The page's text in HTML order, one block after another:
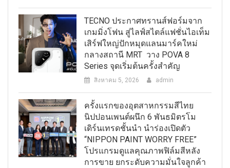
TECNO ประกาศทรานส์ฟอร์มจาก
เกมมิ่งโฟน สู่ไลฟ์สไตล์แฟชั่นไอเท็ม
เสิร์ฟใหญ่ปักหมุดแลนมาร์คใหม่
กลางสถานี MRT วาง POVA 8
Series จุดเริ่มต้นครั้งสำคัญ
สิงหาคม 5, 2026 admin
ครั้งแรกของอุตสาหกรรมสีไทย
นิปปอนเพนต์ผนึก 6 พันธมิตรโม
เดิร์นเทรดชั้นนำ นำร่องเปิดตัว
“NIPPON PAINT WORRY FREE”
โปรแกรมดูแลคุณภาพฟิล์มสีหลัง
การขาย ยกระดับความมั่นใจลูกค้า